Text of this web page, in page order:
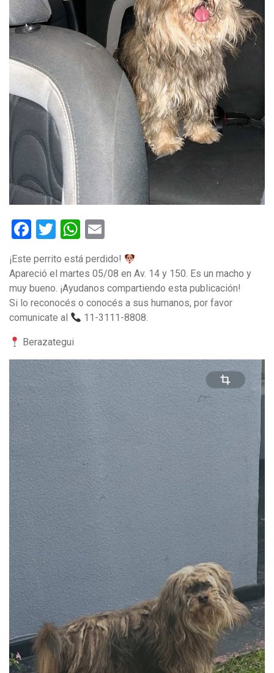
Facebook
TwitterWhatsApp
¡Este perrito está perdido!
Apareció el martes 05/08 en Av. 14 y 150. Es un macho y
muy bueno. ¡Ayudanos compartiendo esta publicación!
Si lo reconocés o conocés a sus humanos, por favor
comunicate al
11-3111-8808.
Berazategui